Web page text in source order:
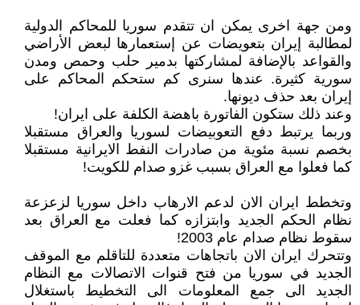
ومن جهة اخرى يمكن ان تتقدم سوريا للمحاكم الدولية
لمطالبة إيران بتعويضات عن إستعمارها لبعض الأراضي
والقواعد بالإضافة لمشاركتها بدمير حلب وحمص ومدن
سورية كثيرة. عندها سنرى كم ستحكم المحاكم على
إيران بعد حذف ديونها.
وعند ذلك ستكون الفاتورة باهضة الكلفة على ايران!
وربما يرتبط دفع التعوبيضات لسوريا والعراق مستقبلا
بخصم نسبة مئوية من صادرات النفط الايرانية مستقبلا
كما فعلوا مع العراق بسبب غزو صدام للكويت!
وتخطط ايران الان لدعم الارهاب داخل سوريا لزعزعة
نظام الحكم الجديد وابتزازه كما فعلت مع العراق بعد
سقوط نظام صدام عام 2003!
وتتحرك ايران الان باتجاهات متعددة للتاقلم مع الموقف
الجديد في سوريا من فتح قنوات الاتصالات مع النظام
الجديد الى جمع المعلومات الى التخطيط باستغلال